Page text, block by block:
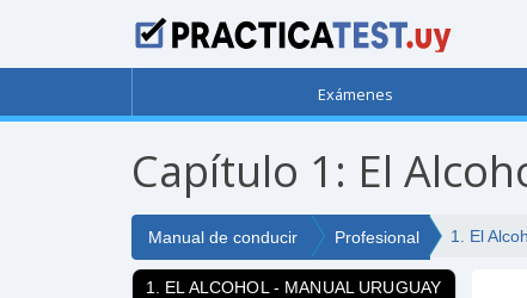
Exámenes
Capítulo 1: El
Manual de conducir Profesional 1. El
1. EL ALCOHOL - MANUAL URUGUAY